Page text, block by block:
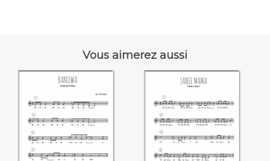
Vous aimerez aussi
Janie Mama -
Calypso